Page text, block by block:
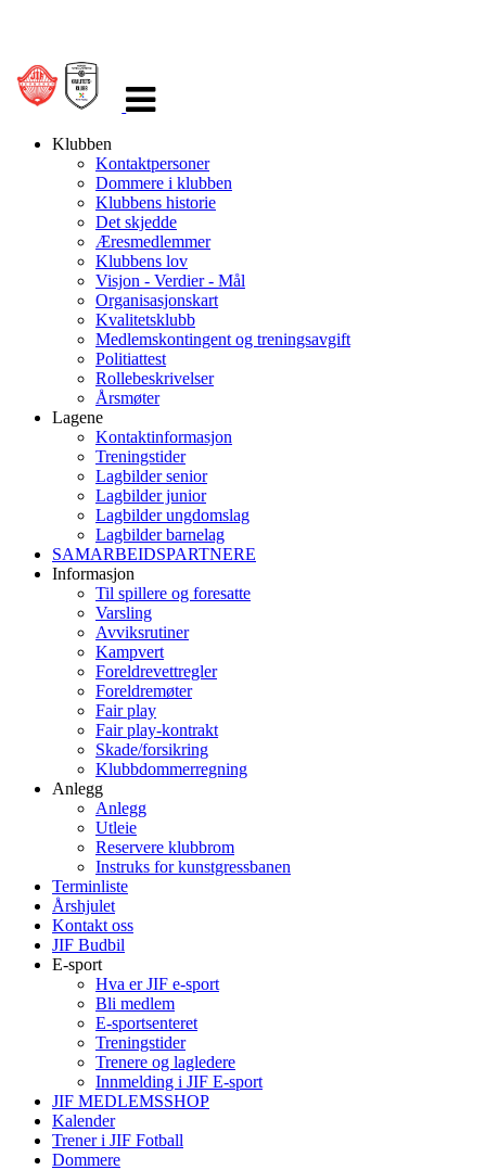
navigasjon
Klubben
Kontaktpersoner
Dommere i klubben
Klubbens historie
Det skjedde
Æresmedlemmer
Klubbens lov
Visjon - Verdier - Mål
Organisasjonskart
Kvalitetsklubb
Medlemskontingent og treningsavgift
Politiattest
Rollebeskrivelser
Årsmøter
Lagene
Kontaktinformasjon
Treningstider
Lagbilder senior
Lagbilder junior
Lagbilder ungdomslag
Lagbilder barnelag
SAMARBEIDSPARTNERE
Informasjon
Til spillere og foresatte
Varsling
Avviksrutiner
Kampvert
Foreldrevettregler
Foreldremøter
Fair play
Fair play-kontrakt
Skade/forsikring
Klubbdommerregning
Anlegg
Anlegg
Utleie
Reservere klubbrom
Instruks for kunstgressbanen
Terminliste
Årshjulet
Kontakt oss
JIF Budbil
E-sport
Hva er JIF e-sport
Bli medlem
E-sportsenteret
Treningstider
Trenere og lagledere
Innmelding i JIF E-sport
JIF MEDLEMSSHOP
Kalender
Trener i JIF Fotball
Dommere